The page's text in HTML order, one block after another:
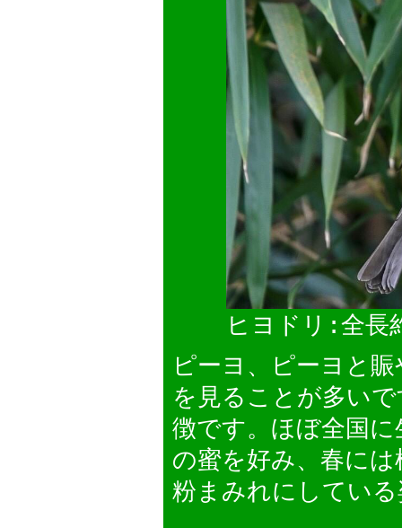
ヒヨドリ:全長
ピーヨ、ピーヨと
を見ることが多い
徴です。ほぼ全国
の蜜を好み、春に
粉まみれにしてい